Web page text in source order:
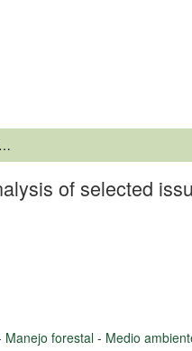
Chile. Managing environmental problems: economic analysis of selected issues. Report n.13061-CH
of selected
Manejo forestal - Medio